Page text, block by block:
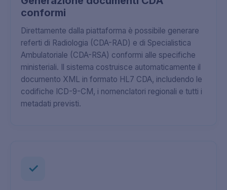
conformi
Direttamente dalla piattaforma è possibile generare
referti di Radiologia (CDA-RAD) e di Specialistica
Ambulatoriale (CDA-RSA) conformi alle specifiche
ministeriali. Il sistema costruisce automaticamente il
documento XML in formato HL7 CDA, includendo le
codifiche ICD-9-CM, i nomenclatori regionali e tutti i
metadati previsti.
✓